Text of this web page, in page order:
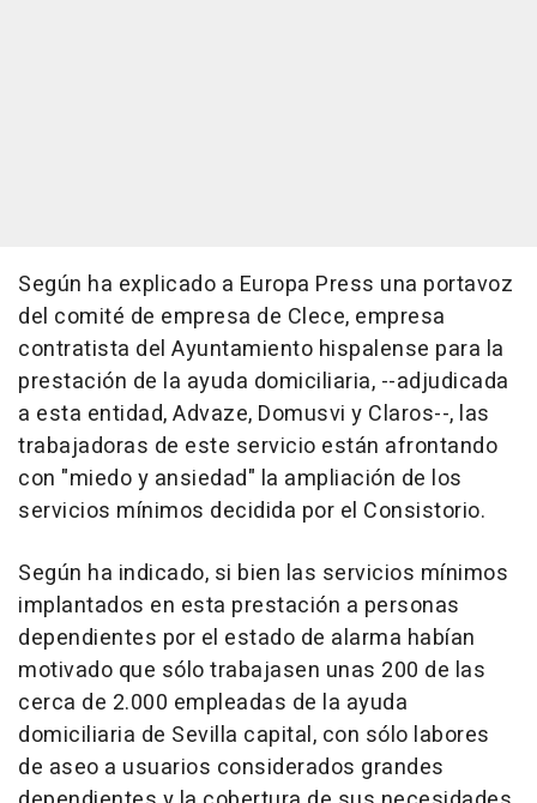
Según ha explicado a Europa Press una portavoz
del comité de empresa de Clece, empresa
contratista del Ayuntamiento hispalense para la
prestación de la ayuda domiciliaria, --adjudicada
a esta entidad, Advaze, Domusvi y Claros--, las
trabajadoras de este servicio están afrontando
con "miedo y ansiedad" la ampliación de los
servicios mínimos decidida por el Consistorio.
Según ha indicado, si bien las servicios mínimos
implantados en esta prestación a personas
dependientes por el estado de alarma habían
motivado que sólo trabajasen unas 200 de las
cerca de 2.000 empleadas de la ayuda
domiciliaria de Sevilla capital, con sólo labores
de aseo a usuarios considerados grandes